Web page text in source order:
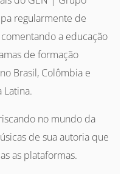
regularmente de
a educação
de formação
Brasil, Colômbia e
Latina.
no mundo da
de sua autoria que
as plataformas.